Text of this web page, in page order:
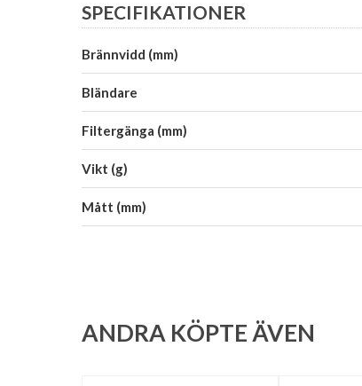
SPECIFIKATIONER
Brännvidd (mm)
Bländare
Filtergänga (mm)
Vikt (g)
Mått (mm)
ANDRA KÖPTE ÄVEN